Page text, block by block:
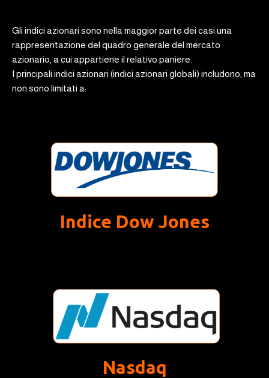
Gli indici azionari sono nella maggior parte dei casi una
rappresentazione del quadro generale del mercato
azionario, a cui appartiene il relativo paniere.
I principali indici azionari (indici azionari globali) includono, ma
non sono limitati a:
Indice Dow Jones
Nasdaq